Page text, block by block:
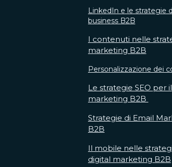
LinkedIn e le strategie
business B2B
I contenuti nelle
marketing B2B
Personalizzazione dei
Le strategie SEO per il
marketing B2B
Strategie di Email
B2B
Il mobile nelle
digital marketing B2B